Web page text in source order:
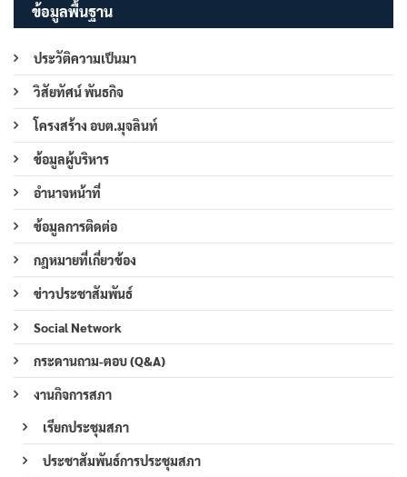
ข้อมูลพื้นฐาน
ประวัติความเป็นมา
วิสัยทัศน์ พันธกิจ
โครงสร้าง อบต.มุจลินท์
ข้อมูลผู้บริหาร
อำนาจหน้าที่
ข้อมูลการติดต่อ
กฎหมายที่เกี่ยวข้อง
ข่าวประชาสัมพันธ์
Social Network
กระดานถาม-ตอบ (Q&A)
งานกิจการสภา
เรียกประชุมสภา
ประชาสัมพันธ์การประชุมสภา